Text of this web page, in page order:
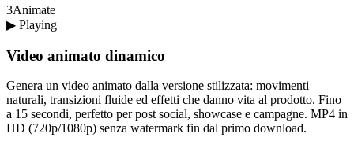
3Animate
▶ Playing
Video animato dinamico
Genera un video animato dalla versione stilizzata: movimenti
naturali, transizioni fluide ed effetti che danno vita al prodotto. Fino
a 15 secondi, perfetto per post social, showcase e campagne. MP4 in
HD (720p/1080p) senza watermark fin dal primo download.